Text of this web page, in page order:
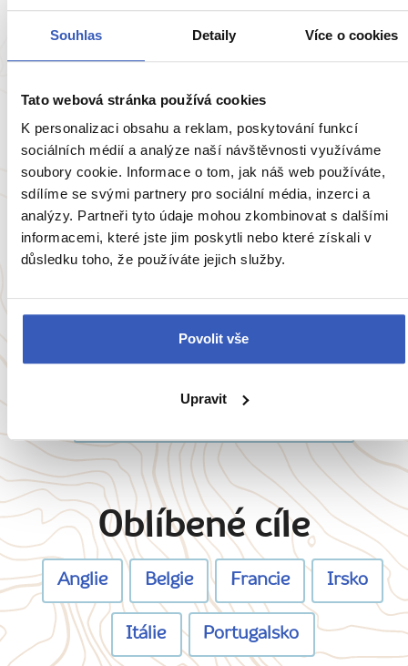
Souhlas Detaily Více o cookies
Tato webová stránka používá cookies
K personalizaci obsahu a reklam, poskytování funkcí
sociálních médií a analýze naší návštěvnosti využíváme
soubory cookie. Informace o tom, jak náš web používáte,
sdílíme se svými partnery pro sociální média, inzerci a
analýzy. Partneři tyto údaje mohou zkombinovat s dalšími
informacemi, které jste jim poskytli nebo které získali v
důsledku toho, že používáte jejich služby.
Povolit vše
Upravit
Inspirace
Zajímavá místa jihovýchodní Malty:
megality
Oblíbené cíle
Anglie Belgie Francie Irsko
Itálie Portugalsko